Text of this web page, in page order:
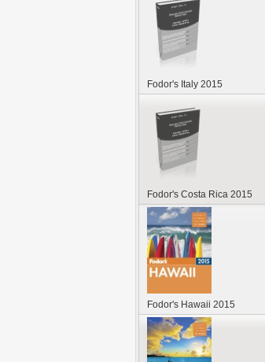
Fodor's Italy 2015
Fodor's Costa Rica 2015
Fodor's Hawaii 2015